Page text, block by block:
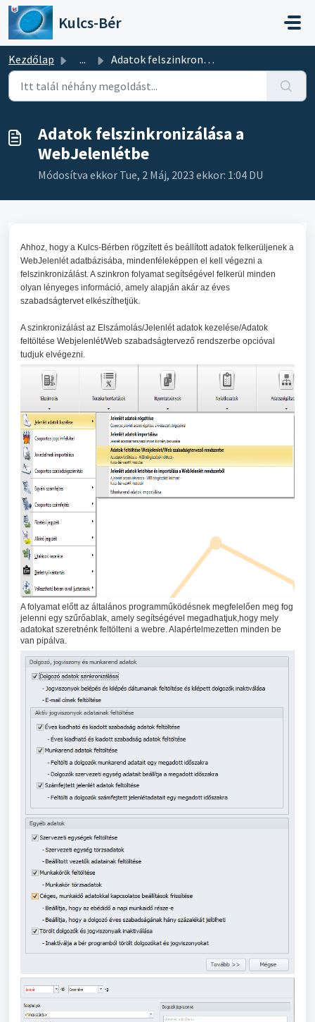
Kihagyás a tartalom megtartásához
Kulcs-Bér
Kezdőlap ... Adatok felszinkronizálása a WebJelenlétbe
Adatok felszinkronizálása a
WebJelenlétbe
Módosítva ekkor Tue, 2 Máj, 2023 ekkor: 1:04 DU
Ahhoz, hogy a Kulcs-Bérben rögzített és beállított adatok felkerüljenek a
WebJelenlét adatbázisába, mindenféleképpen el kell végezni a
felszinkronizálást. A szinkron folyamat segítségével felkerül minden
olyan lényeges információ, amely alapján akár az éves
szabadságtervet elkészíthetjük.
A szinkronizálást az Elszámolás/Jelenlét adatok kezelése/Adatok
feltöltése Webjelenlét/Web szabadságtervező rendszerbe opcióval
tudjuk elvégezni.
A folyamat előtt az általános programműködésnek megfelelően meg fog
jelenni egy szűrőablak, amely segítségével megadhatjuk,hogy mely
adatokat szeretnénk feltölteni a webre. Alapértelmezetten minden be
van pipálva.